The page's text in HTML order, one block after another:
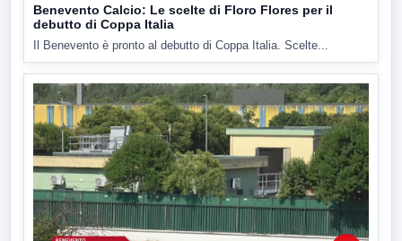
Benevento Calcio: Le scelte di Floro Flores per il
debutto di Coppa Italia
Il Benevento è pronto al debutto di Coppa Italia. Scelte...